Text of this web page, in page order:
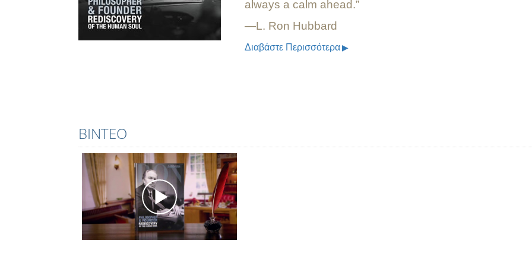
always a calm ahead.
—L. Ron Hubbard
Διαβάστε Περισσότερα
ΒΊΝΤΕΟ